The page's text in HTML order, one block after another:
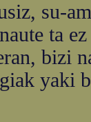
su-
ta
bizi
yaki